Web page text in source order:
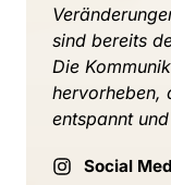
sind bereits
Die
hervorheben,
entspannt und
Social